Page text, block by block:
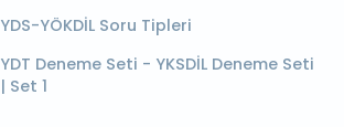
YDS-YÖKDİL Soru Tipleri
YDT Deneme Seti - YKSDİL Deneme Seti
| Set 1